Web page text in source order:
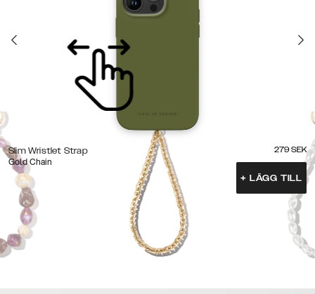
Slim Wristlet Strap
Gold Chain
279 SEK
+ LÄGG TILL